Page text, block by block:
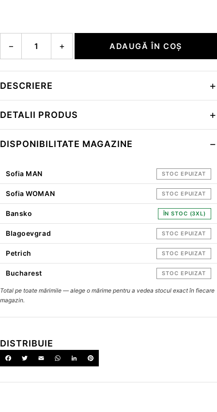
− + ADAUGĂ ÎN COȘ
DESCRIERE
DETALII PRODUS
DISPONIBILITATE MAGAZINE
Sofia MAN STOC EPUIZAT
Sofia WOMAN STOC EPUIZAT
Bansko ÎN STOC (3XL)
Blagoevgrad STOC EPUIZAT
Petrich STOC EPUIZAT
Bucharest STOC EPUIZAT
Total pe toate mărimile — alege o mărime pentru a vedea stocul exact în fiecare
magazin.
DISTRIBUIE